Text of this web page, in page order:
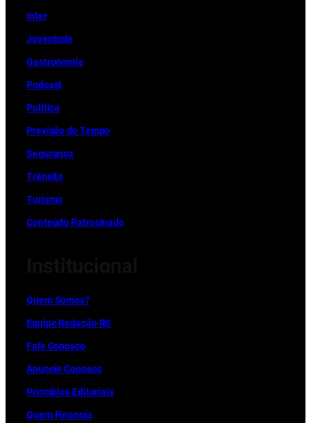
Inter
Juventude
Gastronomia
Podcast
Política
Previsão do Tempo
Segurança
Trânsito
Turismo
Conteúdo Patrocinado
Quem Somos?
Equipe Redação RS
Fale Conosco
Anuncie Conosco
Princípios Editoriais
Quem Financia